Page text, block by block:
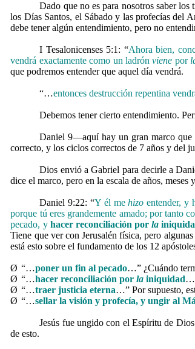
Dado que no es para nosotros saber
los Días Santos, el Sábado y las profecías del
debe tener algún entendimiento, pero no
I Tesalonicenses 5:1: “Ahora bien,
vendrá exactamente como un ladrónviene por
que podremos entender que aquel día vendrá.
“…entonces destrucción repentina
Debemos tener cierto entendimiento.
Daniel 9—aquí hay un gran marco que
correcto, y los ciclos correctos de 7 años y del
Dios envió a Gabriel para decirle a
dice el marco, pero en la escala de años, meses
Daniel 9:22: “Y él mehizoentender, y
porque tú eres grandemente amado; por tanto
pecado, y hacer reconciliación por la
Tiene que ver con Jerusalén física, pero
está esto sobre el fundamento de los 12
Ø “…poner un fin al pecado…” ¿Cuándo
Ø “…hacer reconciliación porlainiquidad
Ø “…traer justicia eterna…” Por supuesto,
Ø “…sellar la visión y profecía, y ungir al
Jesús fue ungido con el Espíritu de
de esto.